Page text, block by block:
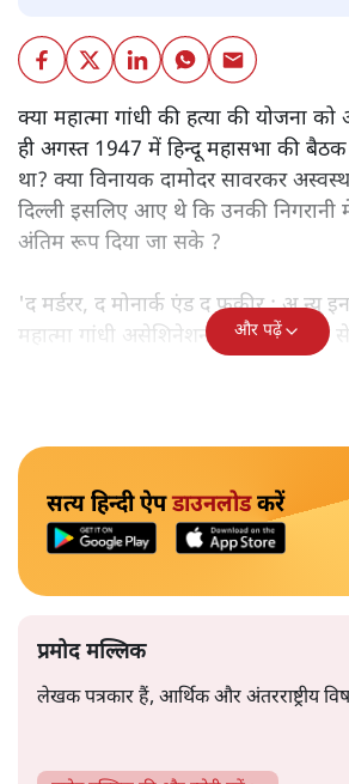
क्या महात्मा गांधी की हत्या की योजना
ही अगस्त 1947 में हिन्दू महासभा की बैठक
था? क्या विनायक दामोदर सावरकर
दिल्ली इसलिए आए थे कि उनकी निगरानी
अंतिम रूप दिया जा सके ?
'द मर्डरर, द मोनार्क एंड द फ़कीर : अ न्यू
महात्मा गांधी असेशिनेशन' नामक किताब
और पढ़ें
सत्य हिन्दी ऐपडाउनलोडकरें
प्रमोद मल्लिक
लेखक पत्रकार हैं, आर्थिक और अंतरराष्ट्रीय